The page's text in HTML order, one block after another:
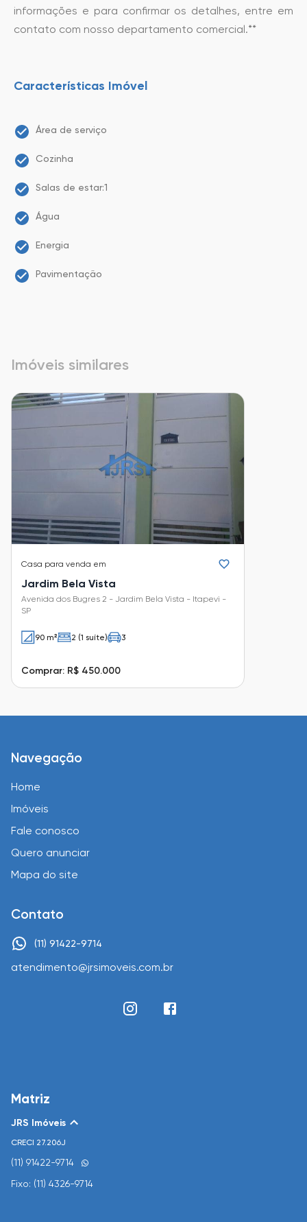
informações e para confirmar os detalhes, entre em
contato com nosso departamento comercial.**
Características Imóvel
Área de serviço
Cozinha
Salas de estar:1
Água
Energia
Pavimentação
Imóveis similares
Casa para venda em
Jardim Bela Vista
Avenida dos Bugres 2 - Jardim Bela Vista - Itapevi -
SP
90 m² 2 (1 suíte) 3
Comprar: R$ 450.000
Navegação
Home
Imóveis
Fale conosco
Quero anunciar
Mapa do site
Contato
(11) 91422-9714
atendimento@jrsimoveis.com.br
Matriz
JRS Imóveis
CRECI 27.206J
(11) 91422-9714
Fixo: (11) 4326-9714